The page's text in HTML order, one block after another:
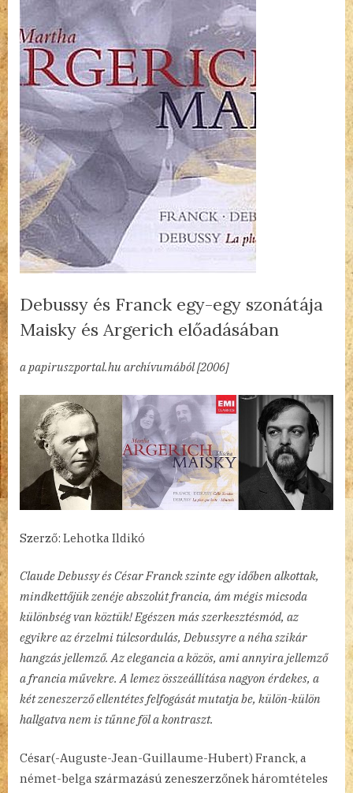
Debussy és Franck egy-egy szonátája
Maisky és Argerich előadásában
on
Debussy
és
Franck
egy-
egy
szonátája
Maisky
és
Argerich
előadásában
a papiruszportal.hu archívumából [2006]
Szerző: Lehotka Ildikó
Claude Debussy és César Franck szinte egy időben alkottak,
mindkettőjük zenéje abszolút francia, ám mégis micsoda
különbség van köztük! Egészen más szerkesztésmód, az
egyikre az érzelmi túlcsordulás, Debussyre a néha szikár
hangzás jellemző. Az elegancia a közös, ami annyira jellemző
a francia művekre. A lemez összeállítása nagyon érdekes, a
két zeneszerző ellentétes felfogását mutatja be, külön-külön
hallgatva nem is tűnne föl a kontraszt.
César(-Auguste-Jean-Guillaume-Hubert) Franck, a
német-belga származású zeneszerzőnek háromtételes